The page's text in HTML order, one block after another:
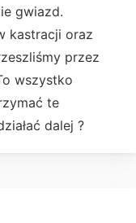
gwiazd.
kastracji oraz
przez
wszystko
te
dalej ?